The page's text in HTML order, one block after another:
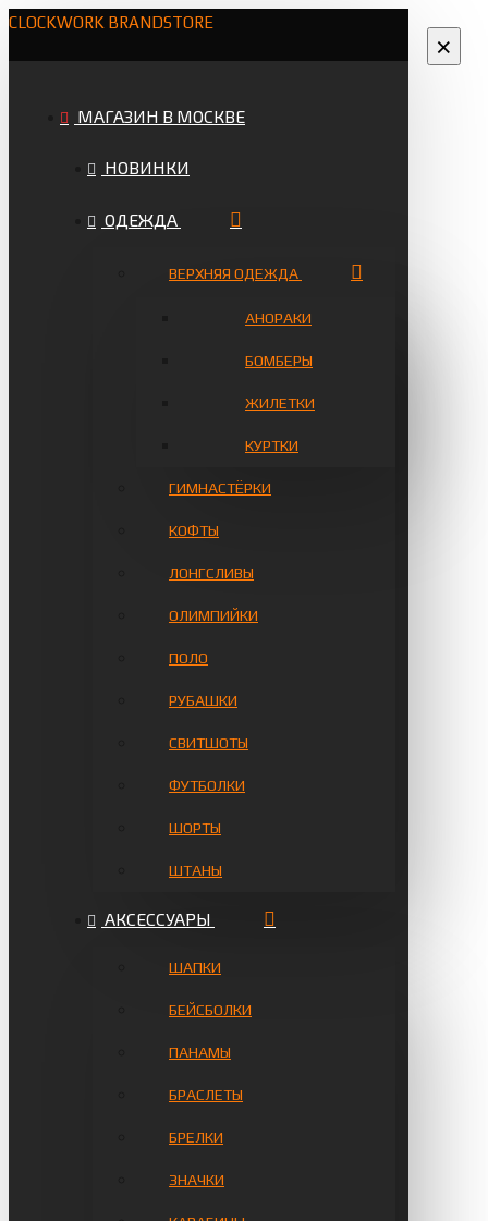
CLOCKWORK BRANDSTORE
МАГАЗИН В МОСКВЕ
НОВИНКИ
ОДЕЖДА
ВЕРХНЯЯ ОДЕЖДА
АНОРАКИ
БОМБЕРЫ
ЖИЛЕТКИ
КУРТКИ
ГИМНАСТЁРКИ
КОФТЫ
ЛОНГСЛИВЫ
ОЛИМПИЙКИ
ПОЛО
РУБАШКИ
СВИТШОТЫ
ФУТБОЛКИ
ШОРТЫ
ШТАНЫ
АКСЕССУАРЫ
ШАПКИ
БЕЙСБОЛКИ
ПАНАМЫ
БРАСЛЕТЫ
БРЕЛКИ
ЗНАЧКИ
×